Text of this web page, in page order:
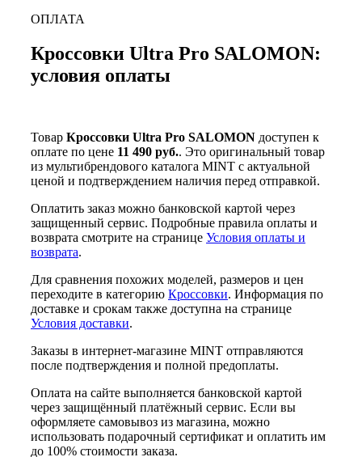
ОПЛАТА
Кроссовки Ultra Pro SALOMON:
условия оплаты
Товар Кроссовки Ultra Pro SALOMON доступен к
оплате по цене 11 490 руб.. Это оригинальный товар
из мультибрендового каталога MINT с актуальной
ценой и подтверждением наличия перед отправкой.
Оплатить заказ можно банковской картой через
защищенный сервис. Подробные правила оплаты и
возврата смотрите на странице Условия оплаты и
возврата.
Для сравнения похожих моделей, размеров и цен
переходите в категорию Кроссовки. Информация по
доставке и срокам также доступна на странице
Условия доставки.
Заказы в интернет-магазине MINT отправляются
после подтверждения и полной предоплаты.
Оплата на сайте выполняется банковской картой
через защищённый платёжный сервис. Если вы
оформляете самовывоз из магазина, можно
использовать подарочный сертификат и оплатить им
до 100% стоимости заказа.